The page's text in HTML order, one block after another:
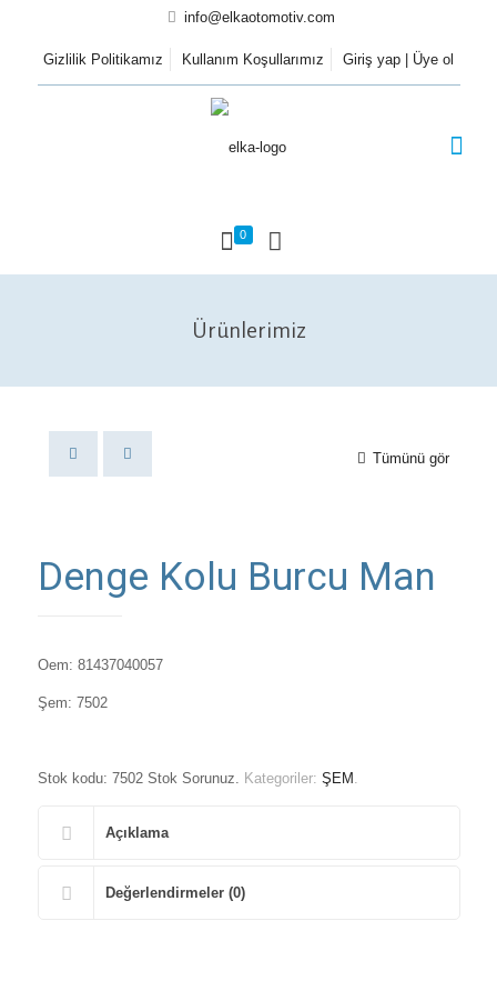
info@elkaotomotiv.com
Gizlilik Politikamız Kullanım Koşullarımız Giriş yap | Üye ol
0
Ürünlerimiz
Tümünü gör
Denge Kolu Burcu Man
Oem: 81437040057
Şem: 7502
Stok kodu: 7502 Stok Sorunuz. Kategoriler: ŞEM .
Açıklama
Değerlendirmeler (0)